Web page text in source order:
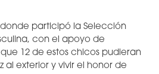
donde participó la Selección
con el apoyo de
que 12 de estos chicos pudieran
al exterior y vivir el honor de